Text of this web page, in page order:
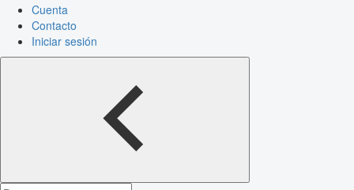
Cuenta
Contacto
Iniciar sesión